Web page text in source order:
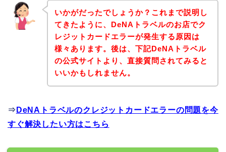
いかがだったでしょうか？これまで説明し
てきたように、DeNAトラベルのお店でク
レジットカードエラーが発生する原因は
様々あります。後は、下記DeNAトラベル
の公式サイトより、直接質問されてみると
いいかもしれません。
⇒ DeNAトラベルのクレジットカードエラーの問題を今
すぐ解決したい方はこちら